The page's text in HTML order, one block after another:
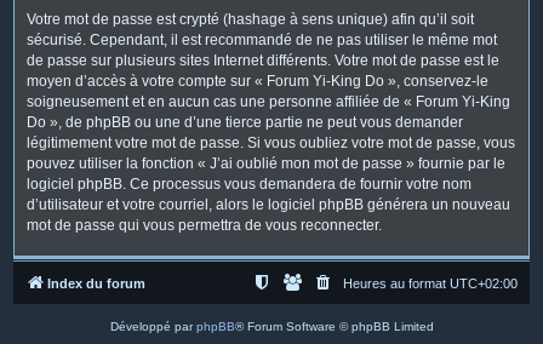
Votre mot de passe est crypté (hashage à sens unique) afin qu’il soit
sécurisé. Cependant, il est recommandé de ne pas utiliser le même mot
de passe sur plusieurs sites Internet différents. Votre mot de passe est le
moyen d’accès à votre compte sur « Forum Yi-King Do », conservez-le
soigneusement et en aucun cas une personne affiliée de « Forum Yi-King
Do », de phpBB ou une d’une tierce partie ne peut vous demander
légitimement votre mot de passe. Si vous oubliez votre mot de passe, vous
pouvez utiliser la fonction « J’ai oublié mon mot de passe » fournie par le
logiciel phpBB. Ce processus vous demandera de fournir votre nom
d’utilisateur et votre courriel, alors le logiciel phpBB générera un nouveau
mot de passe qui vous permettra de vous reconnecter.
Index du forum Heures au format UTC+02:00
Développé parphpBB® Forum Software © phpBB Limited